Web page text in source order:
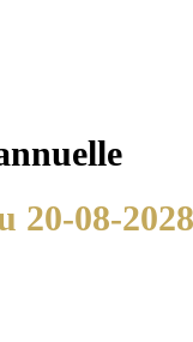
20-08-2028